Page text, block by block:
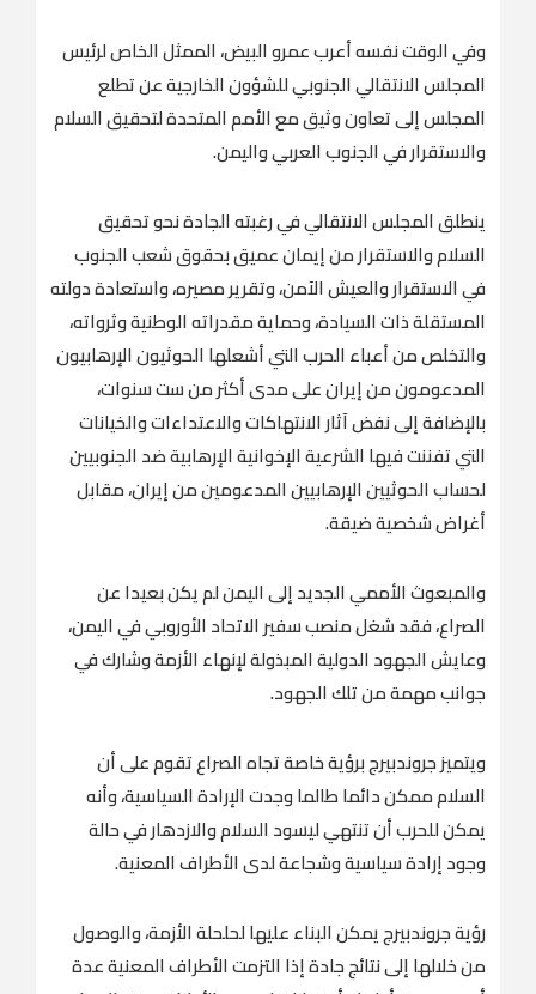
وفي الوقت نفسه أعرب عمرو البيض، الممثل الخاص لرئيس
المجلس الانتقالي الجنوبي للشؤون الخارجية عن تطلع
المجلس إلى تعاون وثيق مع الأمم المتحدة لتحقيق السلام
والاستقرار في الجنوب العربي واليمن.
ينطلق المجلس الانتقالي في رغبته الجادة نحو تحقيق
السلام والاستقرار من إيمان عميق بحقوق شعب الجنوب
في الاستقرار والعيش الآمن، وتقرير مصيره، واستعادة دولته
المستقلة ذات السيادة، وحماية مقدراته الوطنية وثرواته،
والتخلص من أعباء الحرب التي أشعلها الحوثيون الإرهابيون
المدعومون من إيران على مدى أكثر من ست سنوات،
بالإضافة إلى نفض آثار الانتهاكات والاعتداءات والخيانات
التي تفننت فيها الشرعية الإخوانية الإرهابية ضد الجنوبيين
لحساب الحوثيين الإرهابيين المدعومين من إيران، مقابل
أغراض شخصية ضيقة.
والمبعوث الأممي الجديد إلى اليمن لم يكن بعيدا عن
الصراع، فقد شغل منصب سفير الاتحاد الأوروبي في اليمن،
وعايش الجهود الدولية المبذولة لإنهاء الأزمة وشارك في
جوانب مهمة من تلك الجهود.
ويتميز جروندبيرج برؤية خاصة تجاه الصراع تقوم على أن
السلام ممكن دائما طالما وجدت الإرادة السياسية، وأنه
يمكن للحرب أن تنتهي ليسود السلام والازدهار في حالة
وجود إرادة سياسية وشجاعة لدى الأطراف المعنية.
رؤية جروندبيرج يمكن البناء عليها لحلحلة الأزمة، والوصول
من خلالها إلى نتائج جادة إذا التزمت الأطراف المعنية عدة